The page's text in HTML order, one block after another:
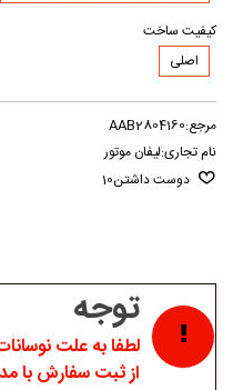
کیفیت ساخت
اصلی
مرجع:AAB2804160
نام تجاری:لیفان موتور
دوست داشتن10
توجه
لطفا به علت
از ثبت سفارش با